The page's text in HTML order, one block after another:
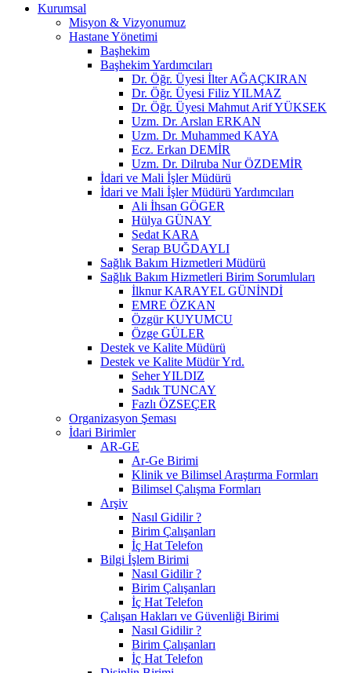
Kurumsal
Misyon & Vizyonumuz
Hastane Yönetimi
Başhekim
Başhekim Yardımcıları
Dr. Öğr. Üyesi İlter AĞAÇKIRAN
Dr. Öğr. Üyesi Filiz YILMAZ
Dr. Öğr. Üyesi Mahmut Arif YÜKSEK
Uzm. Dr. Arslan ERKAN
Uzm. Dr. Muhammed KAYA
Ecz. Erkan DEMİR
Uzm. Dr. Dilruba Nur ÖZDEMİR
İdari ve Mali İşler Müdürü
İdari ve Mali İşler Müdürü Yardımcıları
Ali İhsan GÖGER
Hülya GÜNAY
Sedat KARA
Serap BUĞDAYLI
Sağlık Bakım Hizmetleri Müdürü
Sağlık Bakım Hizmetleri Birim Sorumluları
İlknur KARAYEL GÜNİNDİ
EMRE ÖZKAN
Özgür KUYUMCU
Özge GÜLER
Destek ve Kalite Müdürü
Destek ve Kalite Müdür Yrd.
Seher YILDIZ
Sadık TUNCAY
Fazlı ÖZSEÇER
Organizasyon Şeması
İdari Birimler
AR-GE
Ar-Ge Birimi
Klinik ve Bilimsel Araştırma Formları
Bilimsel Çalışma Formları
Arşiv
Nasıl Gidilir ?
Birim Çalışanları
İç Hat Telefon
Bilgi İşlem Birimi
Nasıl Gidilir ?
Birim Çalışanları
İç Hat Telefon
Çalışan Hakları ve Güvenliği Birimi
Nasıl Gidilir ?
Birim Çalışanları
İç Hat Telefon